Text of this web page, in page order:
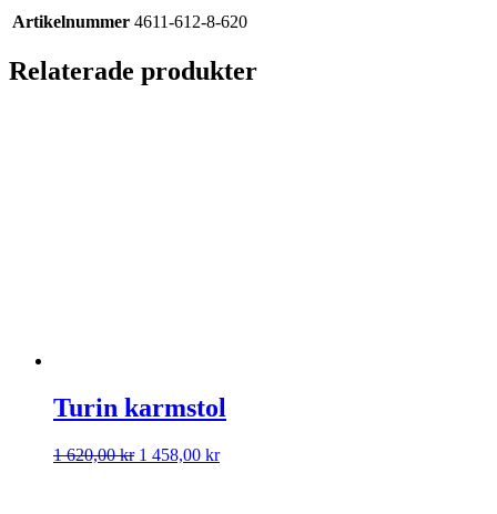
Artikelnummer 4611-612-8-620
Relaterade produkter
Turin karmstol
1 620,00kr Det
1 458,00 krDet